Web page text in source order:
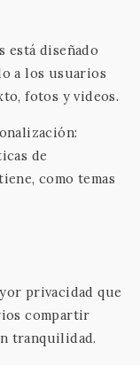
está diseñado
a los usuarios
fotos y videos.
de
como temas
privacidad que
compartir
tranquilidad.